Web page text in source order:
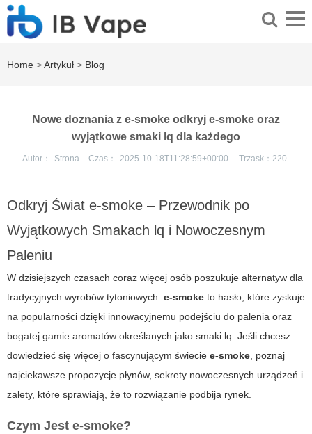
Home >Artykuł > Blog
Nowe doznania z e-smoke odkryj e-smoke oraz
wyjątkowe smaki lq dla każdego
Autor： Strona Czas： 2025-10-18T11:28:59+00:00 Trzask： 220
Odkryj Świat e-smoke – Przewodnik po
Wyjątkowych Smakach lq i Nowoczesnym
Paleniu
W dzisiejszych czasach coraz więcej osób poszukuje alternatyw dla
tradycyjnych wyrobów tytoniowych. e-smoke to hasło, które zyskuje
na popularności dzięki innowacyjnemu podejściu do palenia oraz
bogatej gamie aromatów określanych jako smaki lq. Jeśli chcesz
dowiedzieć się więcej o fascynującym świecie e-smoke, poznaj
najciekawsze propozycje płynów, sekrety nowoczesnych urządzeń i
zalety, które sprawiają, że to rozwiązanie podbija rynek.
Czym Jest e-smoke?